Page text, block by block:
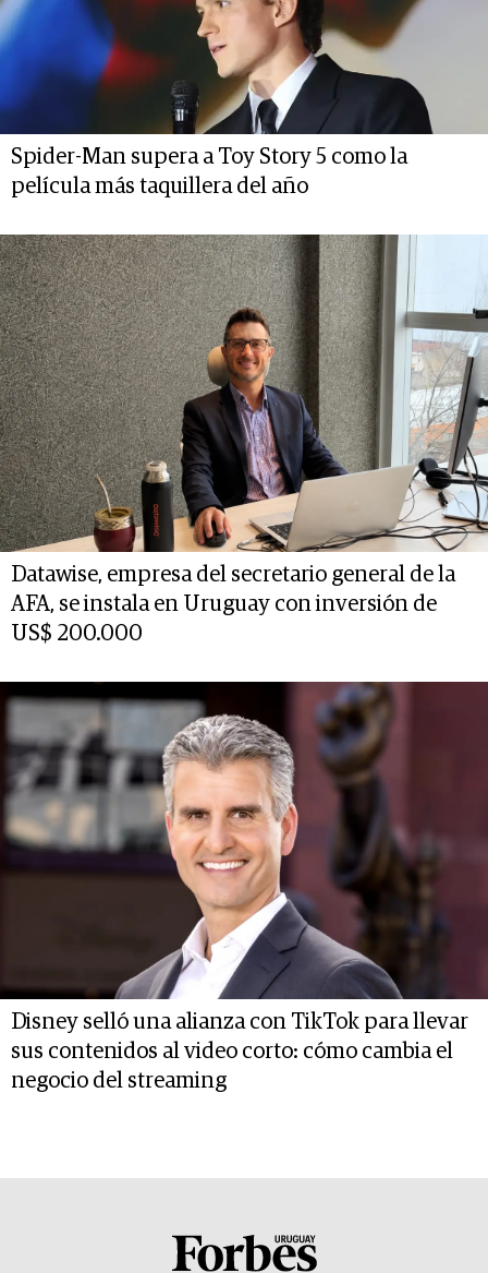
Spider-Man supera a Toy Story 5 como la
película más taquillera del año
Datawise, empresa del secretario general de la
AFA, se instala en Uruguay con inversión de
US$ 200.000
Disney selló una alianza con TikTok para llevar
sus contenidos al video corto: cómo cambia el
negocio del streaming